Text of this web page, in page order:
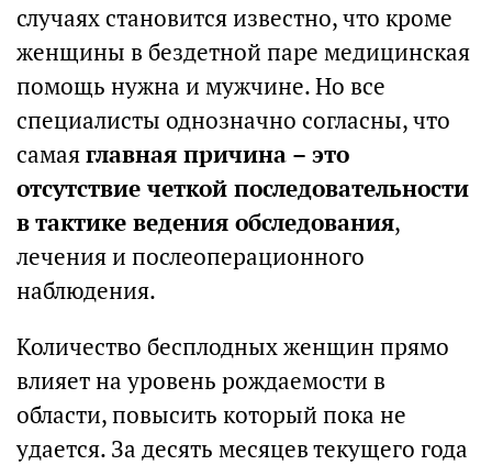
случаях становится известно, что кроме
женщины в бездетной паре медицинская
помощь нужна и мужчине. Но все
специалисты однозначно согласны, что
самаяглавная причина – это
отсутствие четкой последовательности
в тактике ведения обследования,
лечения и послеоперационного
наблюдения.
Количество бесплодных женщин прямо
влияет на уровень рождаемости в
области, повысить который пока не
удается. За десять месяцев текущего года